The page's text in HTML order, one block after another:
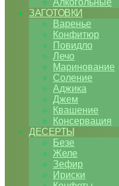
Алкогольные
ЗАГОТОВКИ
Варенье
Конфитюр
Повидло
Лечо
Маринование
Соление
Аджика
Джем
Квашение
Консервация
ДЕСЕРТЫ
Безе
Желе
Зефир
Ириски